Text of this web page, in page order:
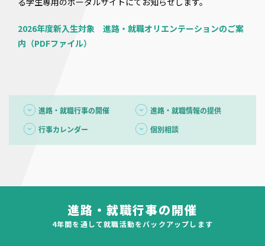
2026年度新入生対象 進路・就職オリエンテーションのご案
内（PDFファイル）
進路・就職行事の開催
進路・就職情報の提供
行事カレンダー
個別相談
進路・就職行事の開催
4年間を通して就職活動をバックアップします